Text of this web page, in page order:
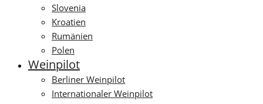
Slovenia
Kroatien
Rumänien
Polen
Weinpilot
Berliner Weinpilot
Internationaler Weinpilot